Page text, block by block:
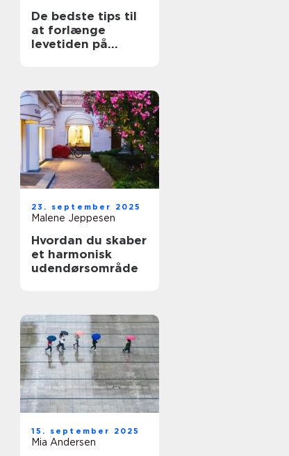
De bedste tips til
at forlænge
levetiden på
23. september 2025
Malene Jeppesen
Hvordan du skaber
et harmonisk
udendørsområde
15. september 2025
Mia Andersen